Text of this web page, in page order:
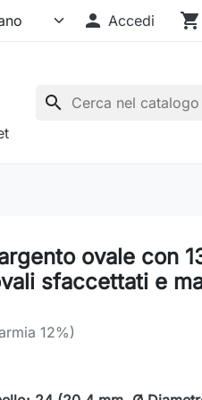
 Accedi shopping_cart
search
ovale con
sfaccettati e
12%)